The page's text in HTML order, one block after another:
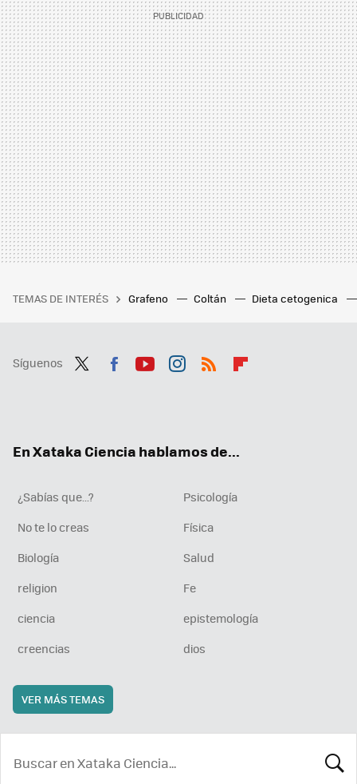
TEMAS DE INTERÉS Grafeno Coltán Dieta cetogenica
Síguenos
En Xataka Ciencia hablamos de...
¿Sabías que...?
Psicología
No te lo creas
Física
Biología
Salud
religion
Fe
ciencia
epistemología
creencias
dios
VER MÁS TEMAS